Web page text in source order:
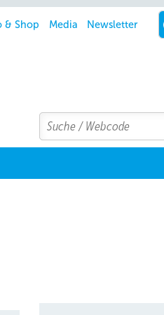
& Shop Media Newsletter
Search
Suchen